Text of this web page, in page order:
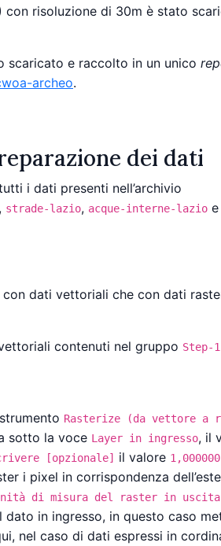
risoluzione di 30m è stato
scaricato e raccolto in un unico
archeo.
dei dati
i dati presenti nell’archivio
, strade-lazio, acque-interne-lazio e
dati vettoriali che con dati
contenuti nel gruppo Step-1
Rasterize (da vettore a
sotto la voce Layer in ingresso, il
[opzionale] il valore 1,000000
i pixel in corrispondenza
di misura del raster in uscita
in ingresso, in questo caso
nel caso di dati espressi in